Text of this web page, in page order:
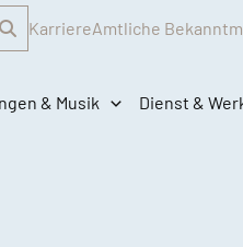
KarriereAmtliche
& Musik Dienst &